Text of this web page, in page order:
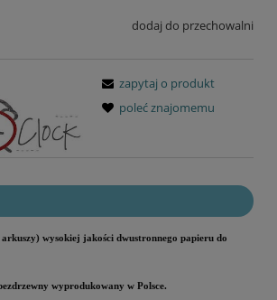
dodaj do przechowalni
zapytaj o produkt
poleć znajomemu
wysokiej jakości dwustronnego papieru do
wyprodukowany w Polsce.